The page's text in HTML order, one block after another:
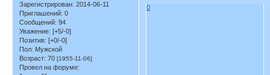
Зарегистрирован: 2014-06-11
Приглашений: 0
Сообщений: 94
Уважение: [+5/-0]
Позитив: [+0/-0]
Пол: Мужской
Возраст: 70 [1955-11-06]
Провел на форуме:
0